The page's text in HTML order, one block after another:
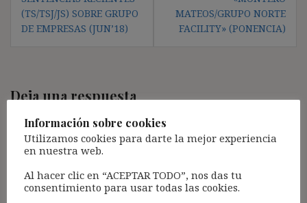
entradas
(TS/TSJ/JS) SOBRE GRUPO
DE EMPRESAS (JUN’18)
MATEOS/GRUPO NORTE
FACILITY» (PONENCIA)
Deja una respuesta
Tu dirección de correo electrónico no será publicada.
campos obligatorios están marcados con
Comentario*
Información sobre cookies
Utilizamos cookies para darte la mejor experiencia
en nuestra web.
Al hacer clic en “ACEPTAR TODO”, nos das tu
consentimiento para usar todas las cookies.